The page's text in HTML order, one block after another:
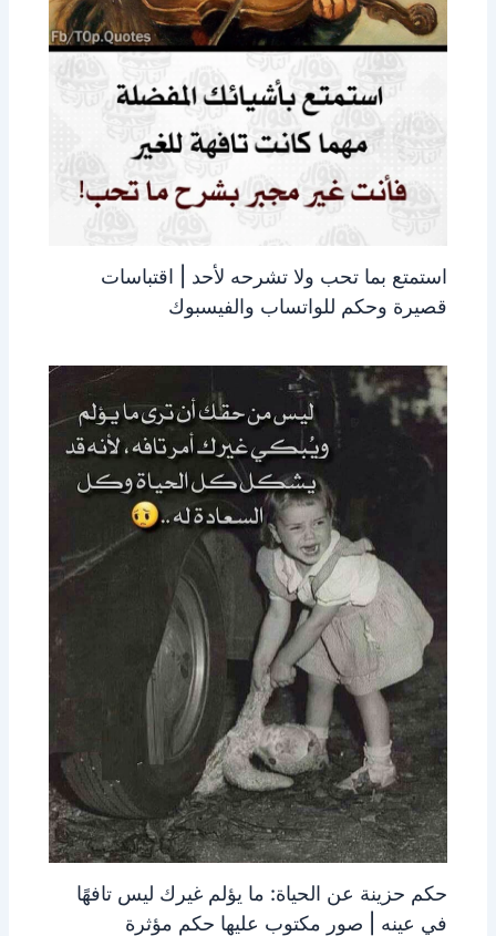
استمتع بما تحب ولا تشرحه لأحد | اقتباسات
قصيرة وحكم للواتساب والفيسبوك
حكم حزينة عن الحياة: ما يؤلم غيرك ليس تافهًا
في عينه | صور مكتوب عليها حكم مؤثرة